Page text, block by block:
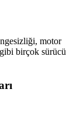
motor
birçok sürücü